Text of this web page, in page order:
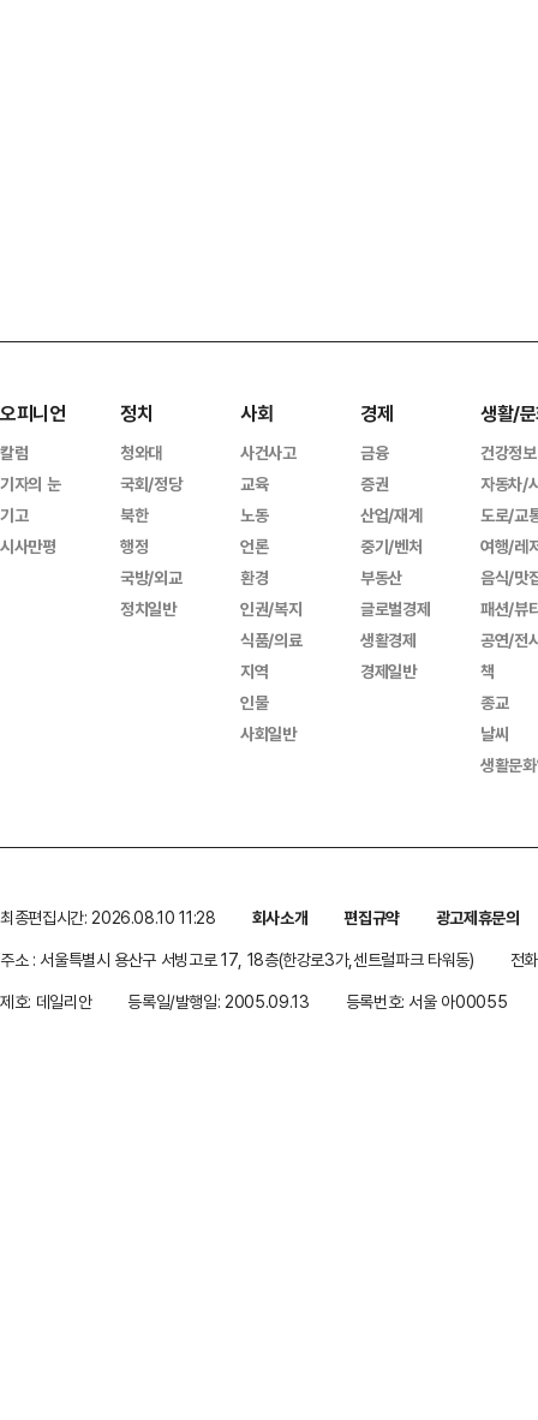
오피니언
칼럼
기자의 눈
기고
시사만평
정치
청와대
국회/정당
북한
행정
국방/외교
정치일반
사회
사건사고
교육
노동
언론
환경
인권/복지
식품/의료
지역
인물
사회일반
경제
금융
증권
산업/재계
중기/벤처
부동산
글로벌경제
생활경제
경제일반
생활/
건강정보
자동차/
도로/교
여행/레
음식/맛
패션/뷰
공연/전
책
종교
날씨
생활문
최종편집시간: 2026.08.10 11:28 회사소개 편집규약
광고제휴문의
주소 : 서울특별시 용산구 서빙고로 17, 18층(한강로3가,센트럴파크 타워동)
전
제호: 데일리안
등록일/발행일: 2005.09.13 등록번호: 서울 아00055